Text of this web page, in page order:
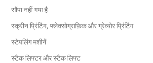
सौंपा नहीं गया है
स्क्रीन प्रिंटिंग, फ्लेक्सोग्राफ़िक और ग्रेव्योर प्रिंटिंग
स्टेपलिंग मशीनें
स्टैक लिफ्टर और स्टैक लिफ्ट